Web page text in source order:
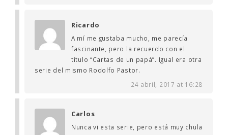
Ricardo
A mí me gustaba mucho, me parecía
fascinante, pero la recuerdo con el
título “Cartas de un papá”. Igual era otra
serie del mismo Rodolfo Pastor.
24 abril, 2017 at 16:28
Carlos
Nunca vi esta serie, pero está muy chula